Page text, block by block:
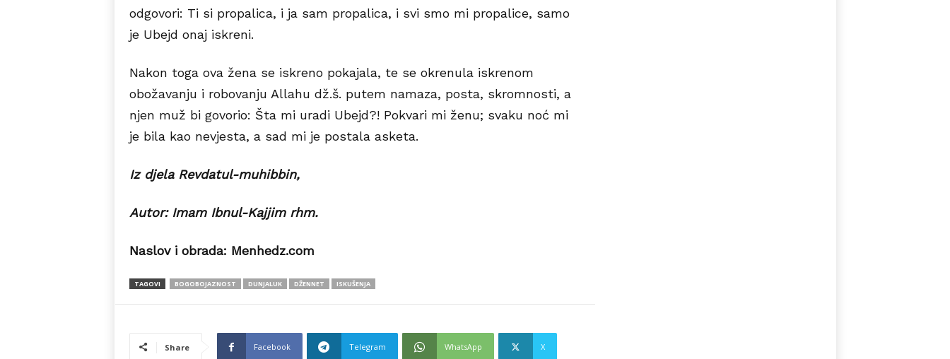
odgovori: Ti si propalica, i ja sam propalica, i svi smo mi propalice, samo
je Ubejd onaj iskreni.
Nakon toga ova žena se iskreno pokajala, te se okrenula iskrenom
obožavanju i robovanju Allahu dž.š. putem namaza, posta, skromnosti, a
njen muž bi govorio: Šta mi uradi Ubejd?! Pokvari mi ženu; svaku noć mi
je bila kao nevjesta, a sad mi je postala asketa.
Iz djela Revdatul-muhibbin,
Autor: Imam Ibnul-Kajjim rhm.
Naslov i obrada: Menhedz.com
TAGOVI BOGOBOJAZNOST DUNJALUK DŽENNET ISKUŠENJA
Share Facebook Telegram WhatsApp X